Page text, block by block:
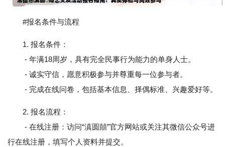
#报名条件与流程
1. 报名条件：
- 年满18周岁，具有完全民事行为能力的单身人士。
- 诚实守信，愿意积极参与并尊重每一位参与者。
- 完成在线问卷，包括基本信息、择偶标准、兴趣爱好等。
2. 报名流程：
- 在线注册：访问“滇圆囍”官方网站或关注其微信公众号进
行在线注册，填写个人资料并提交。